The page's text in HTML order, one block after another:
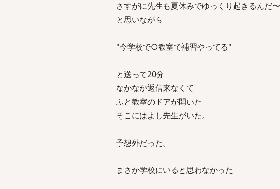
さすがに先生も夏休みでゆっくり起きるんだ〜
と思いながら
"今学校で○教室で補習やってる"
と送って20分
なかなか返信来なくて
ふと教室のドアが開いた
そこにはよし先生がいた。
予想外だった。
まさか学校にいると思わなかった